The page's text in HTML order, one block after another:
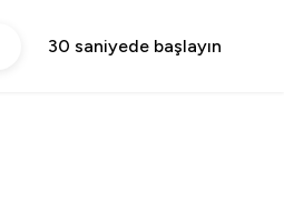
30 saniyede başlayın